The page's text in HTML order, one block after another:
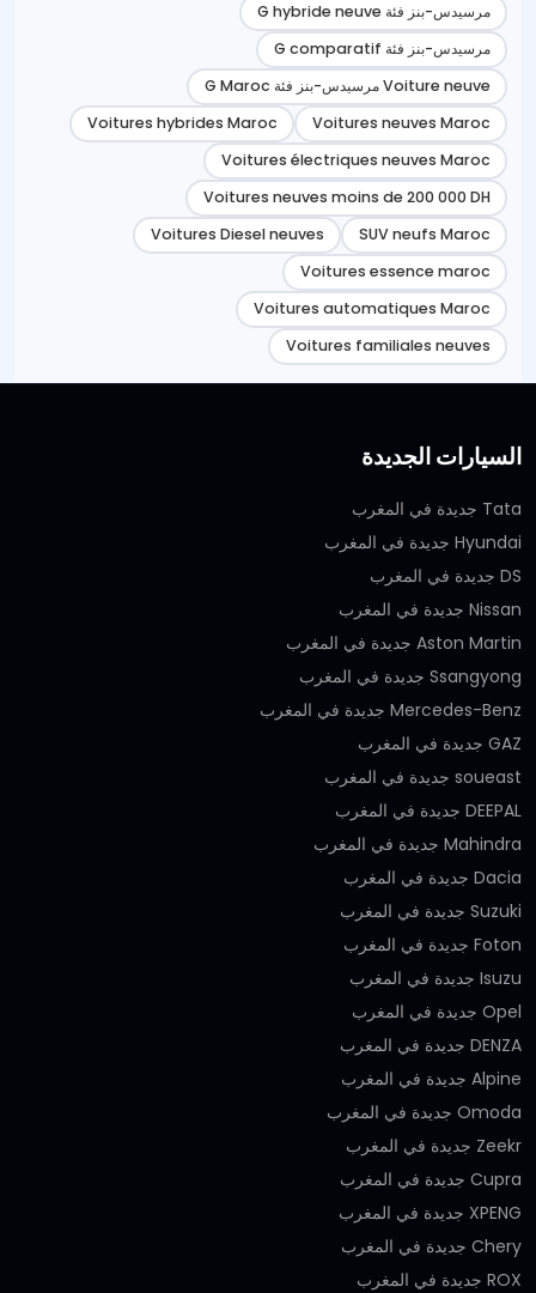
مرسيدس-بنز فئة G hybride neuve
مرسيدس-بنز فئة G comparatif
Voiture neuve مرسيدس-بنز فئة G Maroc
Voitures neuves Maroc
Voitures hybrides Maroc
Voitures électriques neuves Maroc
Voitures neuves moins de 200 000 DH
SUV neufs Maroc
Voitures Diesel neuves
Voitures essence maroc
Voitures automatiques Maroc
Voitures familiales neuves
السيارات الجديدة
Tata جديدة في المغرب
Hyundai جديدة في المغرب
DS جديدة في المغرب
Nissan جديدة في المغرب
Aston Martin جديدة في المغرب
Ssangyong جديدة في المغرب
Mercedes-Benz جديدة في المغرب
GAZ جديدة في المغرب
soueast جديدة في المغرب
DEEPAL جديدة في المغرب
Mahindra جديدة في المغرب
Dacia جديدة في المغرب
Suzuki جديدة في المغرب
Foton جديدة في المغرب
Isuzu جديدة في المغرب
Opel جديدة في المغرب
DENZA جديدة في المغرب
Alpine جديدة في المغرب
Omoda جديدة في المغرب
Zeekr جديدة في المغرب
Cupra جديدة في المغرب
XPENG جديدة في المغرب
Chery جديدة في المغرب
ROX جديدة في المغرب